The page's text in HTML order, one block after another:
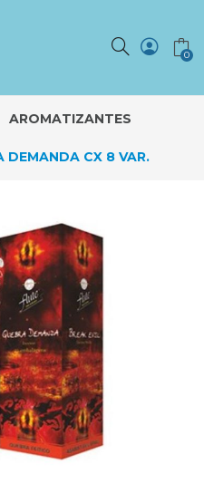
0
AROMATIZANTES
DEMANDA CX 8 VAR.